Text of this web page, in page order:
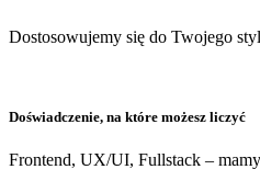
Dostosowujemy się do Twojego
Doświadczenie, na które możesz liczyć
Frontend, UX/UI, Fullstack –